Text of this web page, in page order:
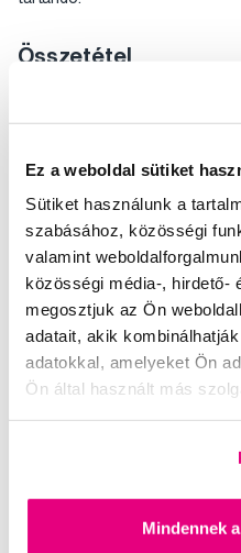
Ez a weboldal sütiket
Sütiket használunk a
szabásához, közösségi
valamint
közösségi média-, hirdető-
megosztjuk az Ön
adatait, akik
adatokkal, amelyeket Ön
Ön által használt más
Mindennek
Összetétel
Útmutató
Értékelés
Video
Válogatott